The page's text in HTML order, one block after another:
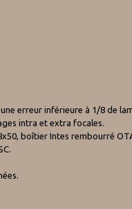
erreur inférieure à 1/8 de
intra et extra focales.
boîtier Intes rembourré